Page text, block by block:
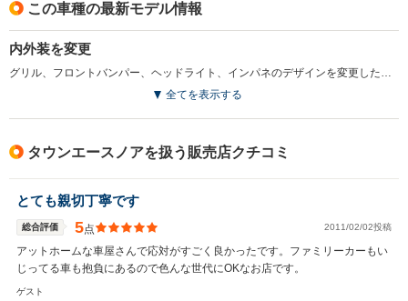
この車種の最新モデル情報
内外装を変更
グリル、フロントバンパー、ヘッドライト、インパネのデザインを変更した。また2.2Lのディーゼルターボに新開発のインタークーラーを装着し、2Lのガソリンには電子制御4ATを採用。スポーティグレードのロードツアラーもラインナップ。(1998.12)
全てを表示する
タウンエースノアを扱う販売店クチコミ
とても親切丁寧です
総合評価 5点 2011/02/02投稿
アットホームな車屋さんで応対がすごく良かったです。ファミリーカーもい
じってる車も抱負にあるので色んな世代にOKなお店です。
ゲスト